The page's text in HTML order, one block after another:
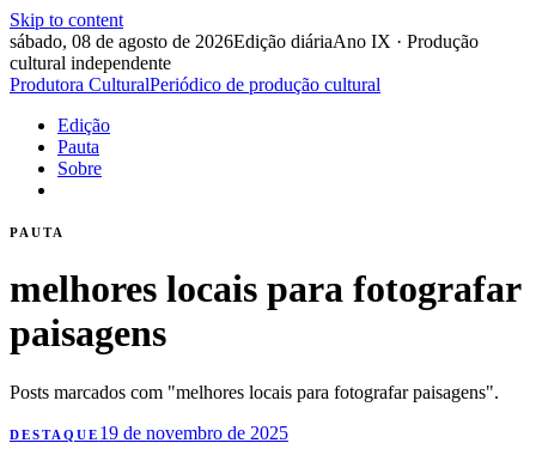
Skip to content
sábado, 08 de agosto de 2026Edição diáriaAno IX · Produção
cultural independente
Produtora CulturalPeriódico de produção cultural
Edição
Pauta
Sobre
PAUTA
melhores locais para fotografar
paisagens
Posts marcados com "melhores locais para fotografar paisagens".
DESTAQUE 19 de novembro de 2025